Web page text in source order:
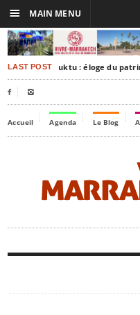
LAST POSTTimbuktu : éloge du
 
Accueil Agenda Le Blog
☰ MAIN MENU